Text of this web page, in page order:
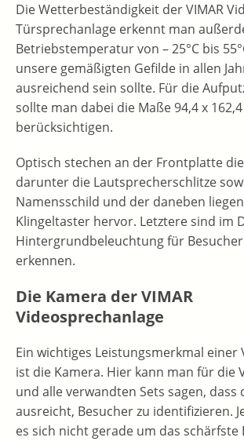
Die Wetterbeständigkeit der VIMAR
Türsprechanlage erkennt man
Betriebstemperatur von – 25°C bis
unsere gemäßigten Gefilde in allen
ausreichend sein sollte. Für die
sollte man dabei die Maße 94,4 x
berücksichtigen.
Optisch stechen an der Frontplatte
darunter die Lautsprecherschlitze
Namensschild und der daneben
Klingeltaster hervor. Letztere sind im
Hintergrundbeleuchtung für
erkennen.
Die Kamera der VIMAR
Videosprechanlage
Ein wichtiges Leistungsmerkmal einer
ist die Kamera. Hier kann man für die
und alle verwandten Sets sagen, dass
ausreicht, Besucher zu identifizieren.
es sich nicht gerade um das schärfste